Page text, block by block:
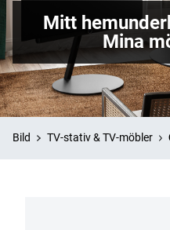
Mitt
Mina
Bild TV-stativ & TV-möbler